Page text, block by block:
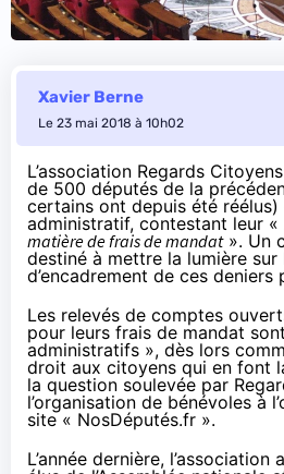
Xavier Berne
Le 23 mai 2018 à 10h02
L’association Regards
de 500 députés de la
certains ont depuis été
administratif, contestant leur «
matière de frais de mandat». Un
destiné à mettre la lumière sur
d’encadrement de ces deniers
Les relevés de comptes
pour leurs frais de mandat
administratifs », dès lors
droit aux citoyens qui en font
la question soulevée par
l’organisation de bénévoles à
site « NosDéputés.fr ».
L’année dernière, l’association